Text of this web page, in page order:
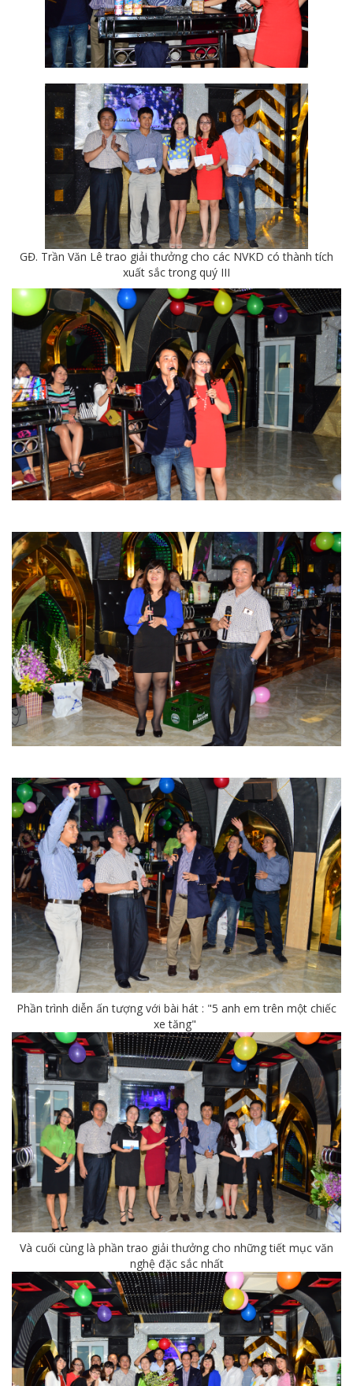
GĐ. Trần Văn Lê trao giải thưởng cho các NVKD có thành tích
xuất sắc trong quý III
Phần trình diễn ấn tượng với bài hát : "5 anh em trên một chiếc
xe tăng"
Và cuối cùng là phần trao giải thưởng cho những tiết mục văn
nghệ đặc sắc nhất